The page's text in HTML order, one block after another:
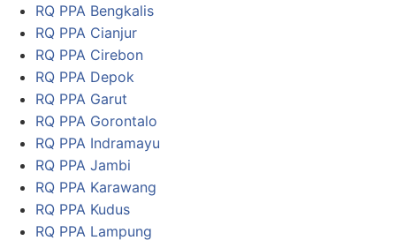
RQ PPA Bengkalis
RQ PPA Cianjur
RQ PPA Cirebon
RQ PPA Depok
RQ PPA Garut
RQ PPA Gorontalo
RQ PPA Indramayu
RQ PPA Jambi
RQ PPA Karawang
RQ PPA Kudus
RQ PPA Lampung